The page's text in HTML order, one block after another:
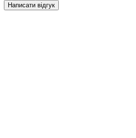
Написати відгук